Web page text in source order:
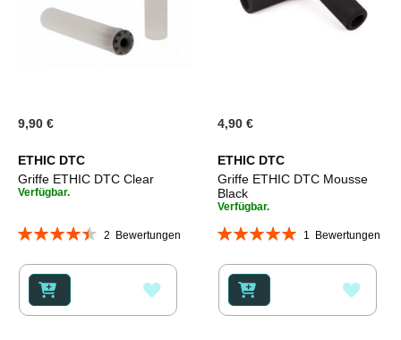
9,90 €
ETHIC DTC
Griffe ETHIC DTC Clear
Verfügbar.
Bewertung:
2 Bewertungen
WUNSCHLISTE
4,90 €
ETHIC DTC
Griffe ETHIC DTC Mousse
Black
Verfügbar.
Bewertung:
1 Bewertungen